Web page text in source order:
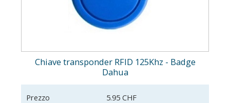
Chiave transponder RFID 125Khz - Badge
Dahua
Prezzo
5.95 CHF